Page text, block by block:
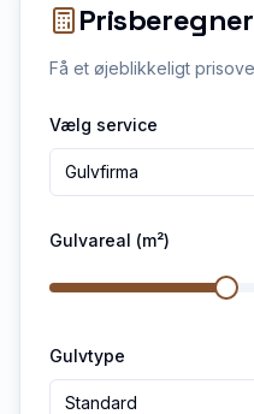
Prisberegner
Få et øjeblikkeligt
Vælg service
Gulvfirma
Gulvareal (m²)
Gulvtype
Standard